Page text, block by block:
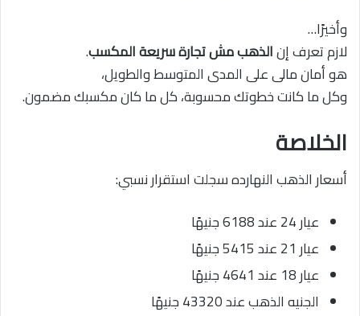
وأخيرًا…
لازم تعرف إنالذهب مش تجارة سريعة المكسب.
هو أمان مالى على المدى المتوسط والطويل،
وكل ما كانت خطوتك محسوبة، كل ما كان مكسبك مضمون.
الخلاصة
أسعار الذهب النهارده سجلت استقرار نسبي:
عيار 24 عند 6188 جنيهًا
عيار 21 عند 5415 جنيهًا
عيار 18 عند 4641 جنيهًا
الجنيه الذهب عند 43320 جنيهًا